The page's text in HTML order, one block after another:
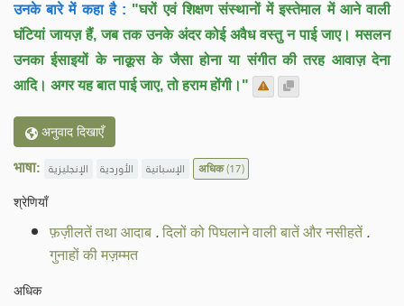
उनके बारे में कहा है : "घरों एवं शिक्षण संस्थानों में इस्तेमाल में आने वाली
घंटियां जायज़ हैं, जब तक उनके अंदर कोई अवैध वस्तु न पाई जाए। मसलन
उनका ईसाइयों के नाक़ूस के जैसा होना या संगीत की तरह आवाज़ देना
आदि। अगर यह बात पाई जाए, तो हराम होंगी।"
अनुवाद दिखाएँ
भाषा: الإنجليزية الأوردية الإسبانية अधिक(17)
श्रेणियाँ
फ़ज़ीलतें तथा आदाब.दिलों को पिघलाने वाली बातें और नसीहतें.
गुनाहों की मज़म्मत
अधिक